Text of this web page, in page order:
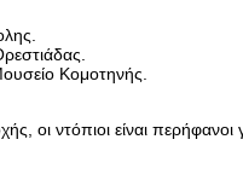
Κομοτηνής.
οι ντόπιοι είναι